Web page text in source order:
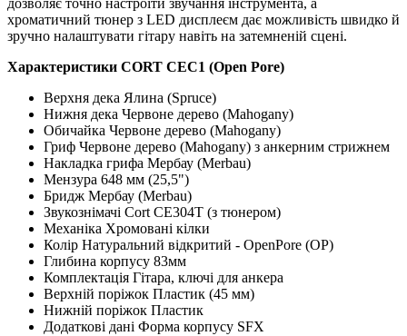
дозволяє точно настроїти звучання інструмента, а
хроматичний тюнер з LED дисплеєм дає можливість швидко й
зручно налаштувати гітару навіть на затемненій сцені.
Характеристики CORT CEC1 (Open Pore)
Верхня дека Ялина (Spruce)
Нижня дека Червоне дерево (Mahogany)
Обичайка Червоне дерево (Mahogany)
Гриф Червоне дерево (Mahogany) з анкерним стрижнем
Накладка грифа Мербау (Merbau)
Мензура 648 мм (25,5")
Бридж Мербау (Merbau)
Звукознімачі Cort CE304T (з тюнером)
Механіка Хромовані кілки
Колір Натуральний відкритий - OpenPore (OP)
Глибина корпусу 83мм
Комплектація Гітара, ключі для анкера
Верхній поріжок Пластик (45 мм)
Нижній поріжок Пластик
Додаткові дані Форма корпусу SFX